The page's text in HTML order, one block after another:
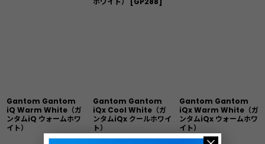
Gantom Gantom
iQ Warm White（ガ
ンタムiQ ウォームホワ
イト）
Gantom Gantom
iQx Cool White（ガ
ンタムiQx クールホワイ
ト）
Gantom Gantom
iQx Warm White（ガ
ンタムiQx ウォームホワ
イト）